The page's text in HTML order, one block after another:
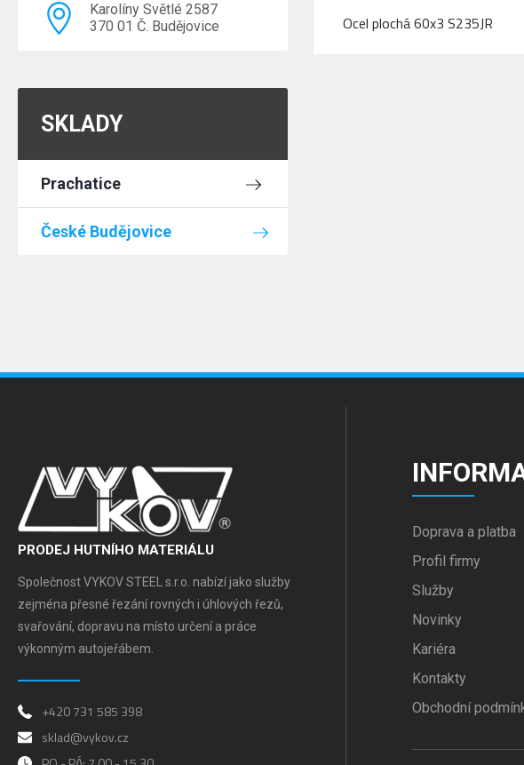
Karolíny Světlé 2587
370 01 Č. Budějovice
SKLADY
Prachatice
České Budějovice
Ocel plochá 60x3 S235JR
PRODEJ HUTNÍHO MATERIÁLU
Společnost VYKOV STEEL s.r.o. nabízí jako služby
zejména přesné řezání rovných i úhlových řezů,
svařování, dopravu na místo určení a práce
výkonným autojeřábem.
+420 731 585 398
sklad@vykov.cz
Doprava a platba
Profil firmy
Služby
Novinky
Kariéra
Kontakty
Obchodní